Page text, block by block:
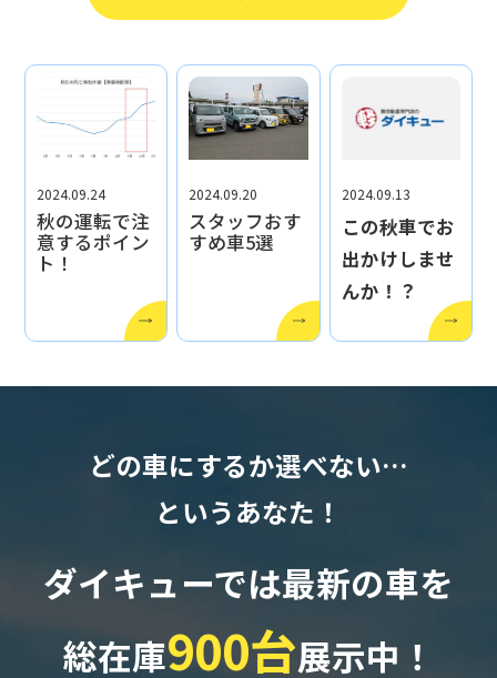
2024.09.24
秋の運転で注
意するポイン
ト！
2024.09.20
スタッフおす
すめ車5選
2024.09.13
この秋車でお
出かけしませ
んか！？
どの車にするか選べない…
というあなた！
ダイキューでは最新の車を
総在庫900台展示中！